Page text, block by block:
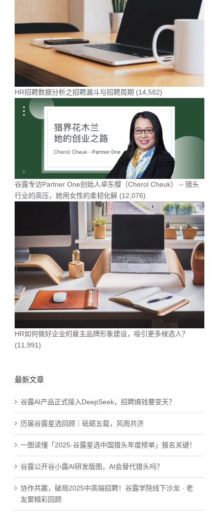
HR招聘数据分析之招聘漏斗与招聘周期 (14,582)
谷露专访Partner One创始人卓东樱（Cherol Cheuk） – 猎头
行业的高压，她用女性的柔韧化解 (12,076)
HR如何做好企业的雇主品牌形象建设，吸引更多候选人？
(11,991)
最新文章
谷露AI产品正式接入DeepSeek，招聘搞钱要变天？
历届谷露星选回顾｜砥砺五载，风雨共济
一图读懂「2025·谷露星选中国猎头年度榜单」报名关键！
谷露公开谷小露AI研发版图，AI会替代猎头吗？
协作共赢，破局2025中高端招聘！谷露学院线下沙龙 · 老
友聚精彩回顾